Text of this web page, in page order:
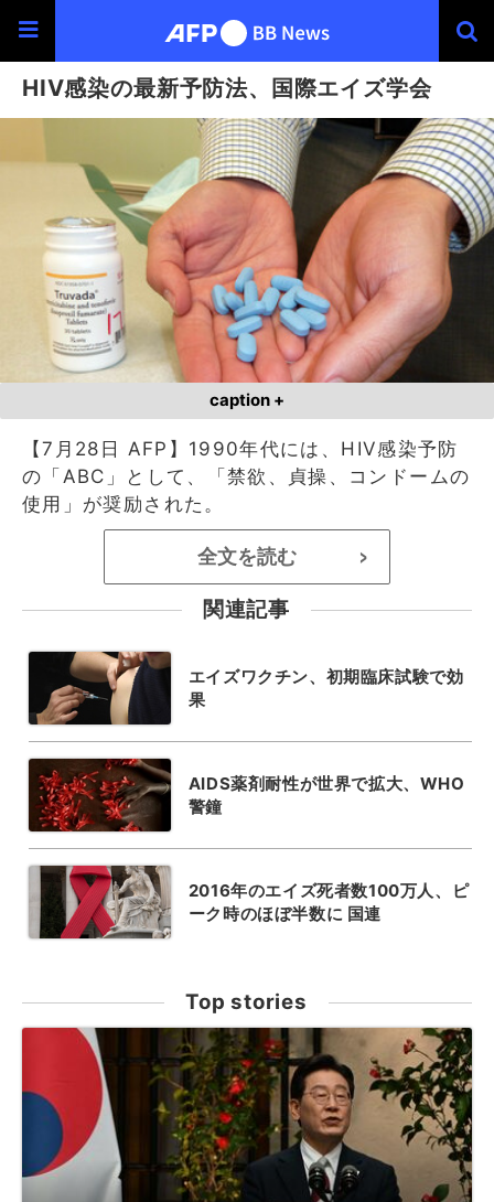
HIV感染の最新予防法、国際エイズ学会
caption +
【7月28日 AFP】1990年代には、HIV感染予防
の「ABC」として、「禁欲、貞操、コンドームの
使用」が奨励された。
全文を読む >
関連記事
エイズワクチン、初期臨床試験で効
果
AIDS薬剤耐性が世界で拡大、WHO
警鐘
2016年のエイズ死者数100万人、ピ
ーク時のほぼ半数に 国連
Top stories